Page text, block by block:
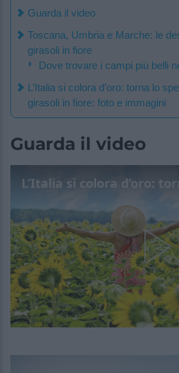
Guarda il video
Toscana, Umbria e Marche: le
girasoli in fiore
Dove trovare i campi più belli
L’Italia si colora d’oro: torna lo
girasoli in fiore: foto e immagini
Guarda il video